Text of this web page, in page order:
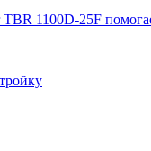
1100D-25F